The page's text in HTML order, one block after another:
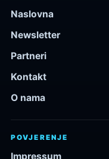
Naslovna
Newsletter
Partneri
Kontakt
O nama
POVJERENJE
Impressum